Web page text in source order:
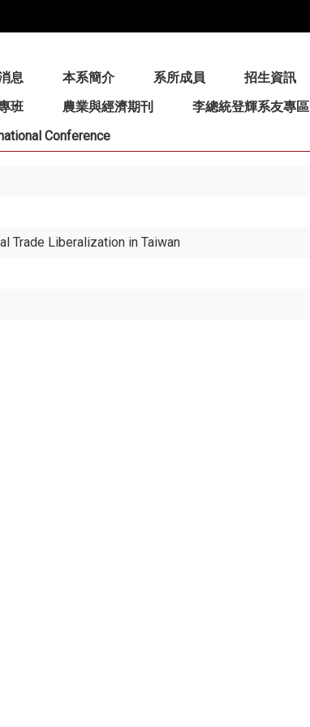
息 本系簡介 系所成員 招生資訊
班
農業與經濟期刊 李總統登輝系友專區
Conference
Trade Liberalization in Taiwan